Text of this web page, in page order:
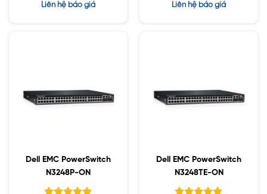
Được xếp
Liên hệ báo giá
Được xếp
Liên hệ báo giá
Dell EMC PowerSwitch
N3248P-ON
Dell EMC PowerSwitch
N3248TE-ON